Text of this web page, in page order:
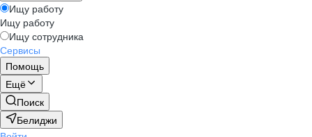
Ищу работу
Ищу работу
Ищу сотрудника
Сервисы
Помощь
Ещё
Поиск
Белиджи